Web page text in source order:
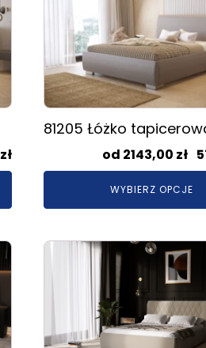
złZakres
cen:
3261,00 zł
6786,00 zł
81205 Łóżko
2143,00 zł
WYBIERZ OPCJE
wariantów.
Opcje
można
wybrać
na
stronie
Ten
wariantów.
Opcje